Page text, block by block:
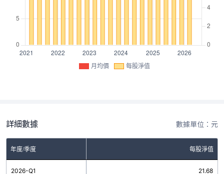
月均價 每股淨值
詳細數據 數據單位：元
年度/季度 每股淨值
2026-Q1 21.68